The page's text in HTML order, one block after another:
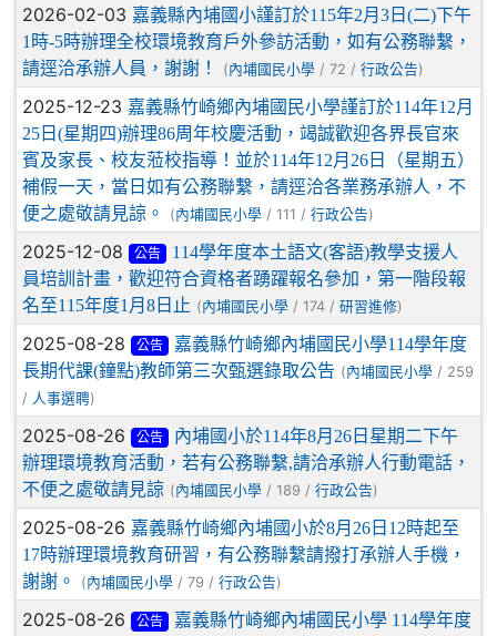
2026-02-03 嘉義縣內埔國小謹訂於115年2月3日(二)下午
1時-5時辦理全校環境教育戶外參訪活動，如有公務聯繫，
請逕洽承辦人員，謝謝！
(內埔國民小學 / 72 / 行政公告)
2025-12-23 嘉義縣竹崎鄉內埔國民小學謹訂於114年12月
25日(星期四)辦理86周年校慶活動，竭誠歡迎各界長官來
賓及家長、校友蒞校指導！並於114年12月26日（星期五）
補假一天，當日如有公務聯繫，請逕洽各業務承辦人，不
便之處敬請見諒。
(內埔國民小學 / 111 / 行政公告)
2025-12-08 公告
114學年度本土語文(客語)教學支援人
員培訓計畫，歡迎符合資格者踴躍報名參加，第一階段報
名至115年度1月8日止 (內埔國民小學 / 174 / 研習進修)
2025-08-28 公告
嘉義縣竹崎鄉內埔國民小學114學年度
長期代課(鐘點)教師第三次甄選錄取公告 (內埔國民小學 / 259
/ 人事選聘)
2025-08-26 公告
內埔國小於114年8月26日星期二下午
辦理環境教育活動，若有公務聯繫,請洽承辦人行動電話，
不便之處敬請見諒 (內埔國民小學 / 189 / 行政公告)
2025-08-26 嘉義縣竹崎鄉內埔國小於8月26日12時起至
17時辦理環境教育研習，有公務聯繫請撥打承辦人手機，
謝謝。
(內埔國民小學 / 79 / 行政公告)
2025-08-26 公告
嘉義縣竹崎鄉內埔國民小學 114學年度